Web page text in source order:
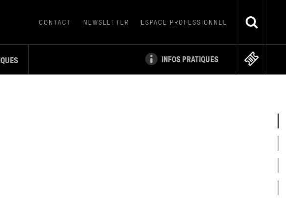
INFOS PRATIQUES
CONTACT NEWSLETTER ESPACE PROFESSIONNEL